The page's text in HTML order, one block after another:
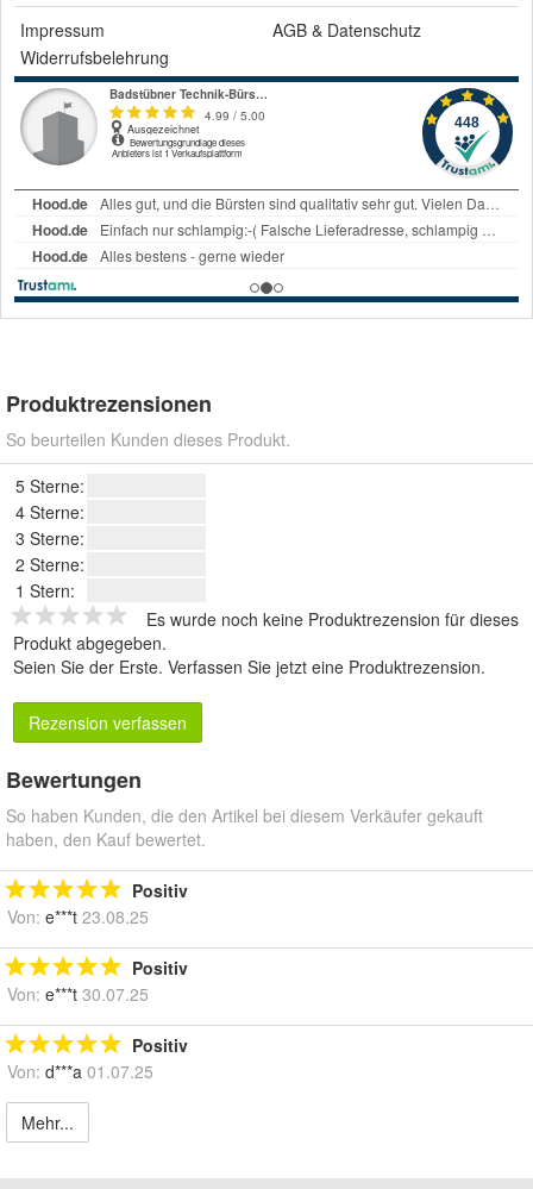
Impressum
AGB & Datenschutz
Widerrufsbelehrung
Produktrezensionen
So beurteilen Kunden dieses Produkt.
5 Sterne:
4 Sterne:
3 Sterne:
2 Sterne:
1 Stern:
Es wurde noch keine Produktrezension für dieses
Produkt abgegeben.
Seien Sie der Erste. Verfassen Sie jetzt eine Produktrezension.
Rezension verfassen
Bewertungen
So haben Kunden, die den Artikel bei diesem Verkäufer gekauft
haben, den Kauf bewertet.
Positiv
Von: e***t 23.08.25
Positiv
Von: e***t 30.07.25
Positiv
Von: d***a 01.07.25
Mehr...